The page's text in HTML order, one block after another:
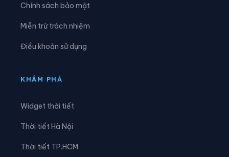
Xã Mường Bo
Chính sách bảo mật
Miễn trừ trách nhiệm
Điều khoản sử dụng
KHÁM PHÁ
Widget thời tiết
Thời tiết Hà Nội
Thời tiết TP.HCM